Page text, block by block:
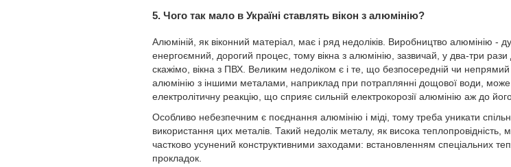
5. Чого так мало в Україні ставлять вікон з алюмінію?
Алюміній, як віконний матеріал, має і ряд недоліків. Виробництво алюмінію -
енергоємний, дорогий процес, тому вікна з алюмінію, зазвичай, у два-три рази
скажімо, вікна з ПВХ. Великим недоліком є і те, що безпосередній чи непрямий
алюмінію з іншими металами, наприклад при потраплянні дощової води, може
електролітичну реакцію, що сприяє сильній електрокорозії алюмінію аж до
Особливо небезпечним є поєднання алюмінію і міді, тому треба уникати
використання цих металів. Такий недолік металу, як висока теплопровідність,
частково усунений конструктивними заходами: встановленням спеціальних
прокладок.